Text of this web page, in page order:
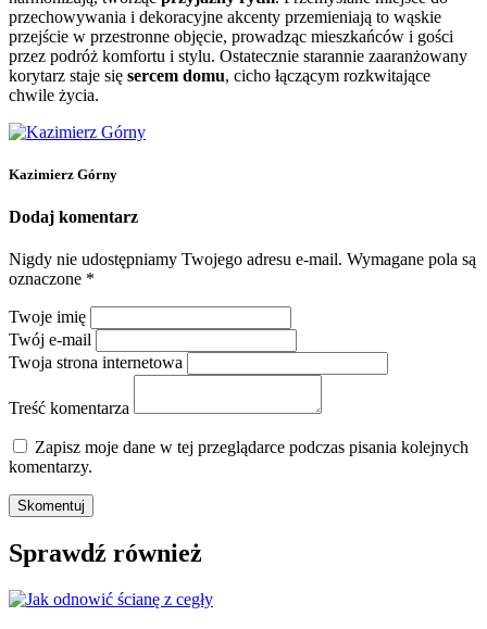
przechowywania i dekoracyjne akcenty przemieniają to wąskie
przejście w przestronne objęcie, prowadząc mieszkańców i gości
przez podróż komfortu i stylu. Ostatecznie starannie zaaranżowany
korytarz staje się sercem domu, cicho łączącym rozkwitające
chwile życia.
Kazimierz Górny
Dodaj komentarz
Nigdy nie udostępniamy Twojego adresu e-mail. Wymagane pola są
oznaczone *
Twoje imię
Twój e-mail
Twoja strona internetowa
Treść komentarza
Zapisz moje dane w tej przeglądarce podczas pisania kolejnych
komentarzy.
Sprawdź również